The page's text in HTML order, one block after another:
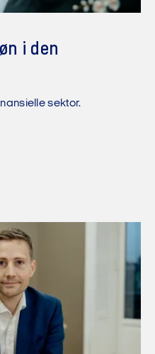
i den
sektor.